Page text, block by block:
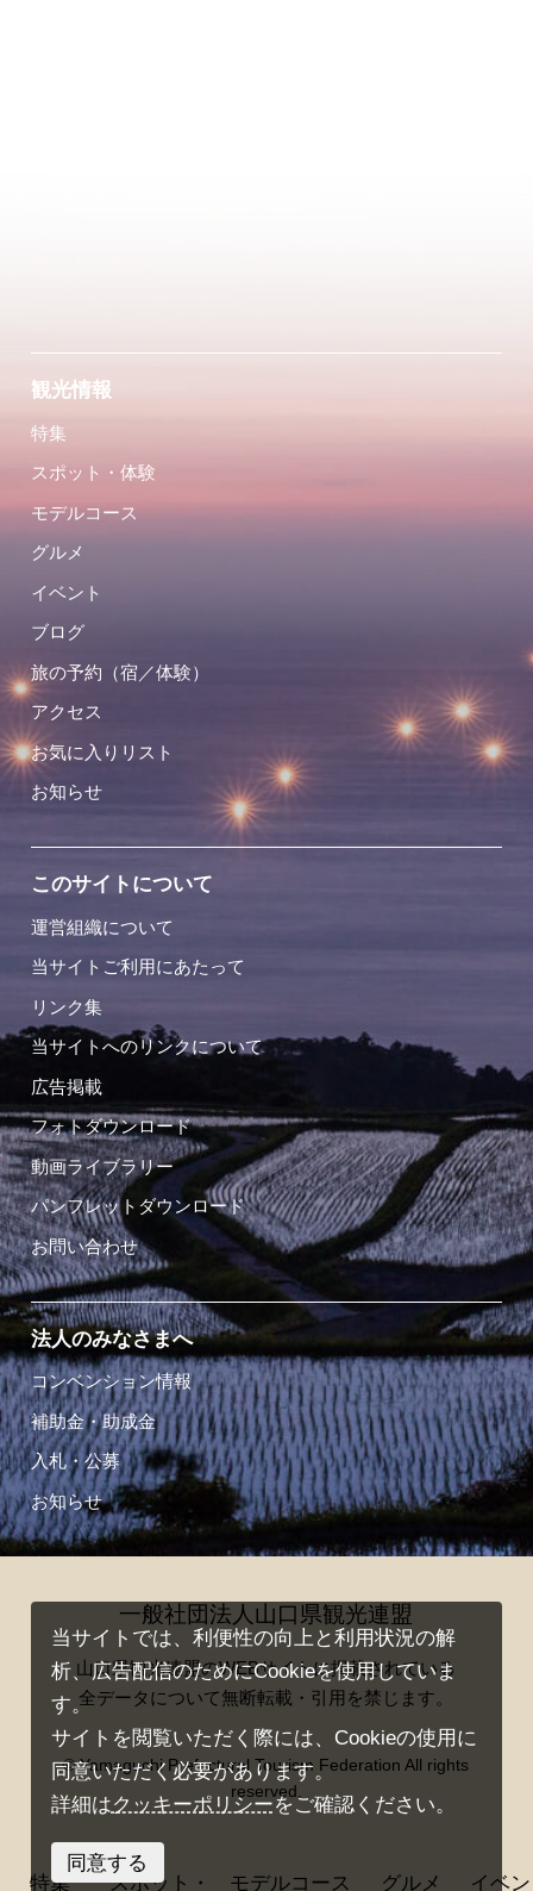
観光情報
特集
スポット・体験
モデルコース
グルメ
イベント
ブログ
旅の予約（宿／体験）
アクセス
お気に入りリスト
お知らせ
このサイトについて
運営組織について
当サイトご利用にあたって
リンク集
当サイトへのリンクについて
広告掲載
フォトダウンロード
動画ライブラリー
パンフレットダウンロード
お問い合わせ
法人のみなさまへ
コンベンション情報
補助金・助成金
入札・公募
お知らせ
一般社団法人山口県観光連盟
山口県観光連盟のWEBサイトに掲載されている
全データについて無断転載・引用を禁じます。
© Yamaguchi Prefectural Tourism Federation All rights
reserved.
特集 スポット・ モデルコース グルメ イベ
当サイトでは、利便性の向上と利用状況の解
析、広告配信のためにCookieを使用していま
す。
サイトを閲覧いただく際には、Cookieの使用に
同意いただく必要があります。
詳細はクッキーポリシーをご確認ください。
同意する